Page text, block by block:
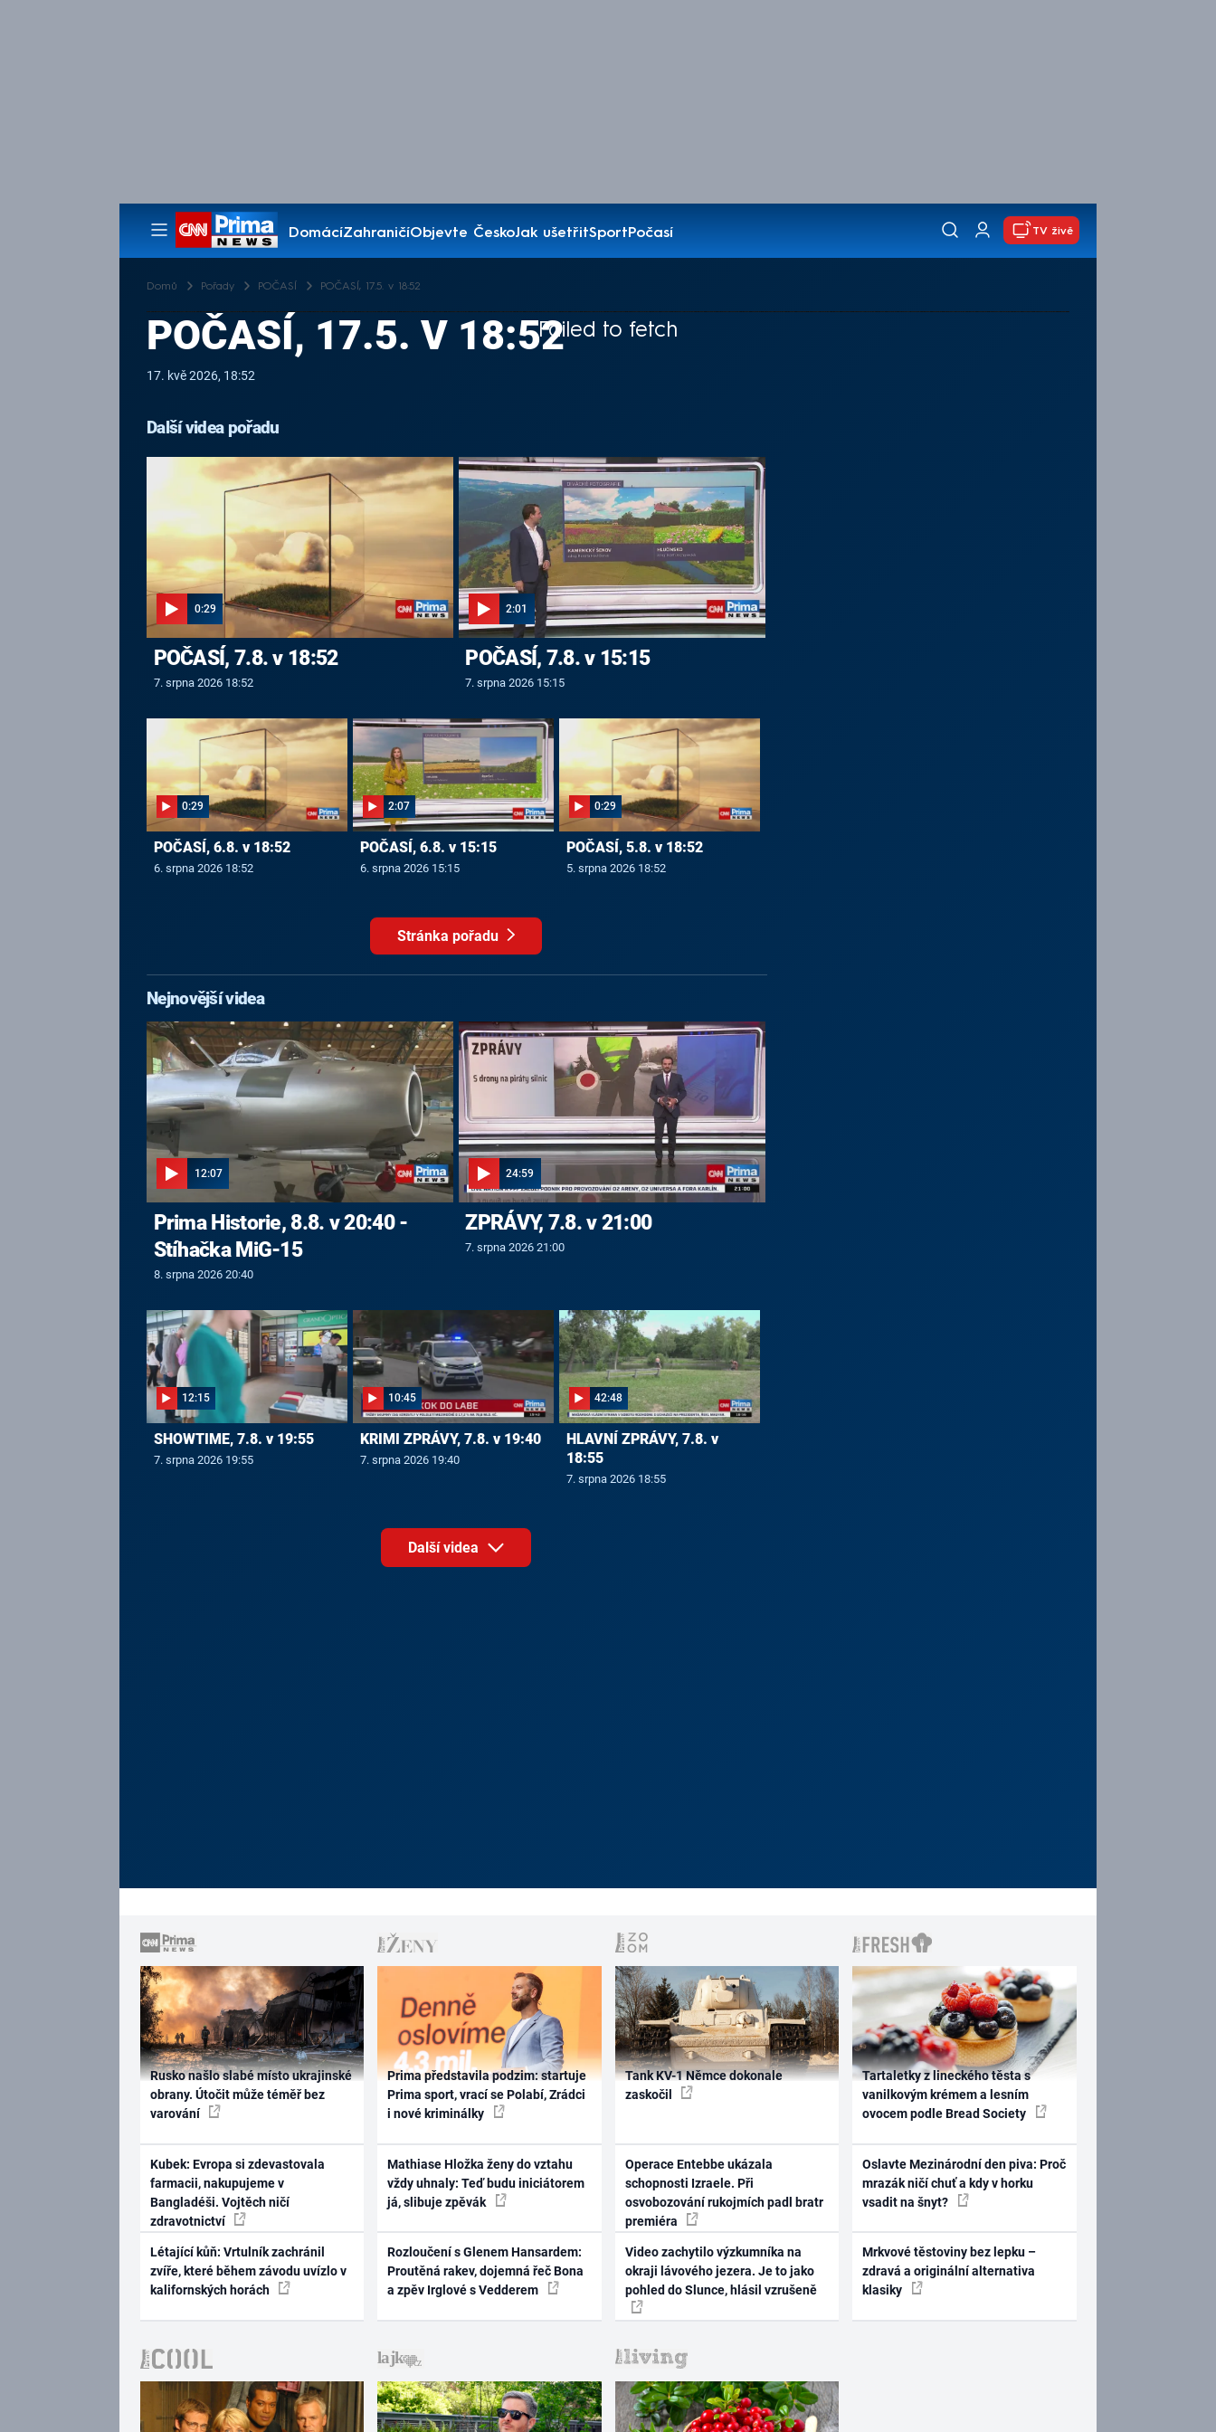
DomácíZahraničíObjevte ČeskoJak ušetřitSportPočasí
Pořady
TV živě
Domů Pořady POČASÍ POČASÍ, 17.5. v 18:52
Failed to fetch
POČASÍ, 17.5. V 18:52
17. kvě 2026, 18:52
Další videa pořadu
0:29
POČASÍ, 7.8. v 18:52
7. srpna 2026 18:52
2:01
POČASÍ, 7.8. v 15:15
7. srpna 2026 15:15
0:29
POČASÍ, 6.8. v 18:52
6. srpna 2026 18:52
2:07
POČASÍ, 6.8. v 15:15
6. srpna 2026 15:15
0:29
POČASÍ, 5.8. v 18:52
5. srpna 2026 18:52
Stránka pořadu
Nejnovější videa
12:07
Prima Historie, 8.8. v 20:40 -
Stíhačka MiG-15
8. srpna 2026 20:40
24:59
ZPRÁVY, 7.8. v 21:00
7. srpna 2026 21:00
12:15
SHOWTIME, 7.8. v 19:55
7. srpna 2026 19:55
10:45
KRIMI ZPRÁVY, 7.8. v 19:40
7. srpna 2026 19:40
42:48
HLAVNÍ ZPRÁVY, 7.8. v
18:55
7. srpna 2026 18:55
Další videa
Rusko našlo slabé místo ukrajinské
obrany. Útočit může téměř bez
varování
Kubek: Evropa si zdevastovala
farmacii, nakupujeme v
Bangladéši. Vojtěch ničí
zdravotnictví
Létající kůň: Vrtulník zachránil
zvíře, které během závodu uvízlo v
kalifornských horách
Prima představila podzim: startuje
Prima sport, vrací se Polabí, Zrádci
i nové kriminálky
Mathiase Hložka ženy do vztahu
vždy uhnaly: Teď budu iniciátorem
já, slibuje zpěvák
Rozloučení s Glenem Hansardem:
Proutěná rakev, dojemná řeč Bona
a zpěv Irglové s Vedderem
Tank KV-1 Němce dokonale
zaskočil
Operace Entebbe ukázala
schopnosti Izraele. Při
osvobozování rukojmích padl bratr
premiéra
Video zachytilo výzkumníka na
okraji lávového jezera. Je to jako
pohled do Slunce, hlásil vzrušeně
Tartaletky z lineckého těsta s
vanilkovým krémem a lesním
ovocem podle Bread Society
Oslavte Mezinárodní den piva: Proč
mrazák ničí chuť a kdy v horku
vsadit na šnyt?
Mrkvové těstoviny bez lepku –
zdravá a originální alternativa
klasiky